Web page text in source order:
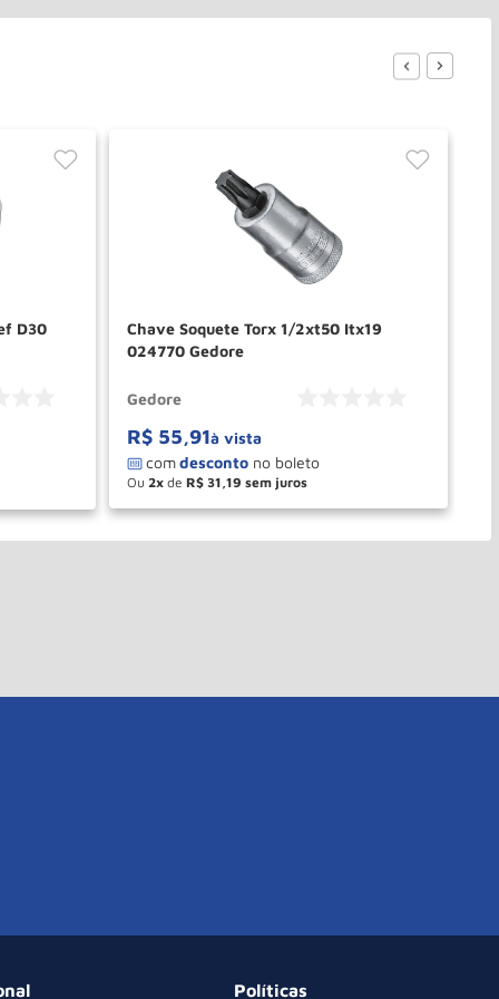
D30
Chave Soquete Torx 1/2xt50 Itx19
024770 Gedore
Gedore
R$ 55,91à vista
Ou 2 de R$ 31,19
＋
－ COMPRAR
Políticas